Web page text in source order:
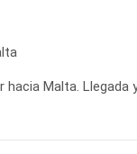
hacia Malta. Llegada